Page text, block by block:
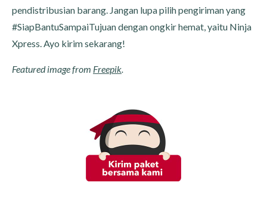
pendistribusian barang. Jangan lupa pilih pengiriman yang
#SiapBantuSampaiTujuan dengan ongkir hemat, yaitu Ninja
Xpress. Ayo kirim sekarang!
Featured image from Freepik